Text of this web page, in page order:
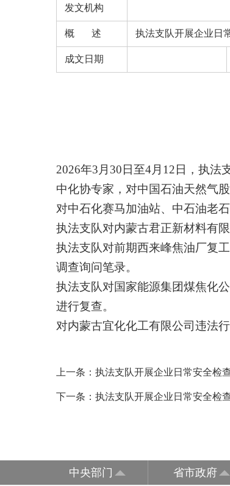
发文机构
概 述 执法支队开展企业日
成文日期
2026年3月30日至4月12日，执
中化协专家，对中国石油天然气
对中石化赛马加油站、中石油老
执法支队对内蒙古君正新材料有
执法支队对前期西来峰焦油厂复
调查询问笔录。
执法支队对国家能源集团煤焦化
进行复查。
对内蒙古宜化化工有限公司违法
上一条： 执法支队开展企业日常安全检
下一条： 执法支队开展企业日常安全检
中央部门 省市政府